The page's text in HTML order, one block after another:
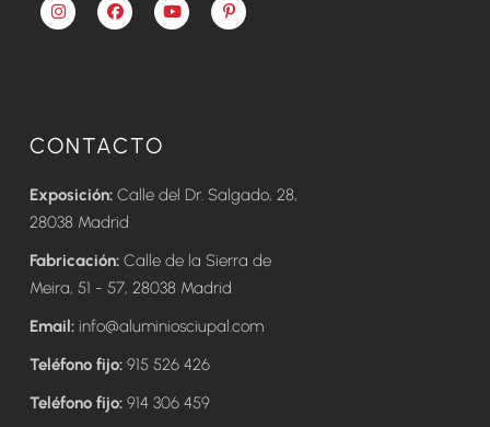
CONTACTO
Exposición: Calle del Dr. Salgado, 28,
28038 Madrid
Fabricación: Calle de la Sierra de
Meira, 51 - 57, 28038 Madrid
Email: info@aluminiosciupal.com
Teléfono fijo: 915 526 426
Teléfono fijo: 914 306 459